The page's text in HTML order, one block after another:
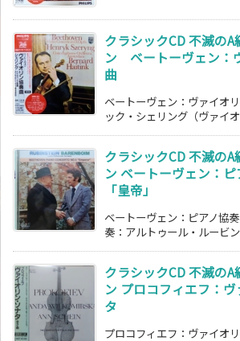
クラシックCD 不滅の
ン ベートーヴェン：
曲
ベートーヴェン：ヴァイオ
ック・シェリング（ヴァイ
クラシックCD 不滅の
ン ベートーヴェン：
「皇帝」
ベートーヴェン：ピアノ協
奏：アルトゥール・ルービ
クラシックCD 不滅の
ン プロコフィエフ：
タ
プロコフィエフ：ヴァイオ